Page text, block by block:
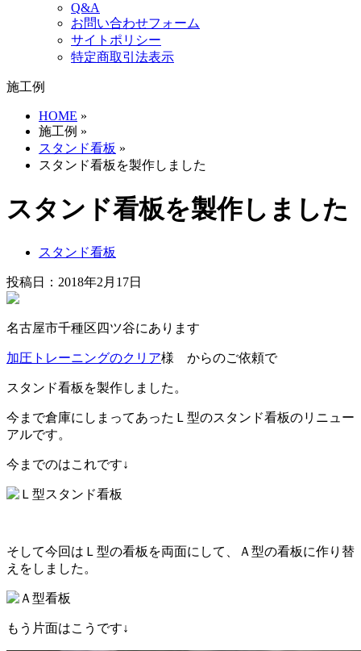
Q&A
お問い合わせフォーム
サイトポリシー
特定商取引法表示
施工例
HOME »
施工例 »
スタンド看板 »
スタンド看板を製作しました
スタンド看板を製作しました
スタンド看板
投稿日：2018年2月17日
名古屋市千種区四ツ谷にあります
加圧トレーニングのクリア様 からのご依頼で
スタンド看板を製作しました。
今まで倉庫にしまってあったＬ型のスタンド看板のリニュー
アルです。
今までのはこれです↓
そして今回はＬ型の看板を両面にして、Ａ型の看板に作り替
えをしました。
もう片面はこうです↓